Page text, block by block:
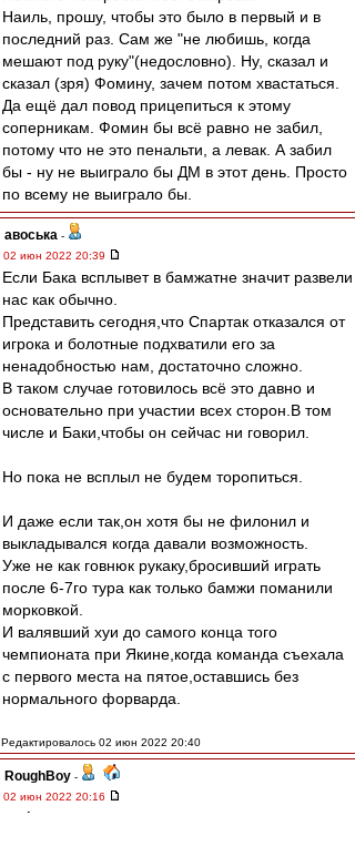
Наиль, прошу, чтобы это было в первый и в
последний раз. Сам же "не любишь, когда
мешают под руку"(недословно). Ну, сказал и
сказал (зря) Фомину, зачем потом хвастаться.
Да ещё дал повод прицепиться к этому
соперникам. Фомин бы всё равно не забил,
потому что не это пенальти, а левак. А забил
бы - ну не выиграло бы ДМ в этот день. Просто
по всему не выиграло бы.
авоська -
02 июн 2022 20:39
Если Бака всплывет в бамжатне значит развели
нас как обычно.
Представить сегодня,что Спартак отказался от
игрока и болотные подхватили его за
ненадобностью нам, достаточно сложно.
В таком случае готовилось всё это давно и
основательно при участии всех сторон.В том
числе и Баки,чтобы он сейчас ни говорил.
Но пока не всплыл не будем торопиться.
И даже если так,он хотя бы не филонил и
выкладывался когда давали возможность.
Уже не как говнюк рукаку,бросивший играть
после 6-7го тура как только бамжи поманили
морковкой.
И валявший хуи до самого конца того
чемпионата при Якине,когда команда съехала
с первого места на пятое,оставшись без
нормального форварда.
Редактировалось 02 июн 2022 20:40
RoughBoy -
02 июн 2022 20:16
Σπάρτακος